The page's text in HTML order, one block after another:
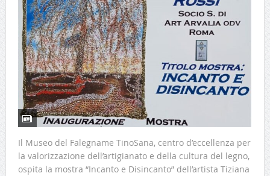
Il Museo del Falegname TinoSana, centro d’eccellenza per
la valorizzazione dell’artigianato e della cultura del legno,
ospita la mostra “Incanto e Disincanto” dell’artista Tiziana